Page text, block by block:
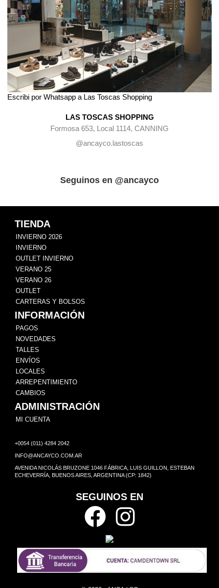
Escribi por Whatsapp a Las Toscas Shopping
LAS TOSCAS SHOPPING
Formosa 653, Local 1114, CANNING
@ancayco.lastoscas
Seguinos en @ancayco
TIENDA
INVIERNO 2026
INVIERNO
OUTLET INVIERNO
VERANO 25
VERANO 26
OUTLET
CARTERAS Y BOLSOS
INFORMACIÓN
PAGOS
NOVEDADES
TALLES
ENVÍOS
LOCALES
ARREPENTIMIENTO
CAMBIOS
ADMINISTRACIÓN
MI CUENTA
+0054 (011) 4284 2042
INFO@ANCAYCO.COM.AR
AVENIDA NICOLÁS BRUZONE 1046 FÁBRICA, LUIS GUILLON, ESTEBAN
ECHEVERRÍA, BUENOS AIRES, ARGENTINA (CP: 1842)
SEGUINOS EN